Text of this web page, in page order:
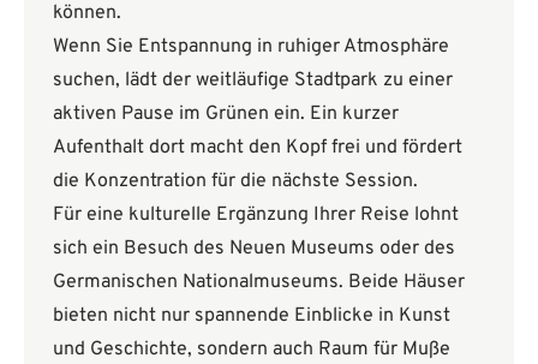
können.
Wenn Sie Entspannung in ruhiger Atmosphäre
suchen, lädt der weitläufige Stadtpark zu einer
aktiven Pause im Grünen ein. Ein kurzer
Aufenthalt dort macht den Kopf frei und fördert
die Konzentration für die nächste Session.
Für eine kulturelle Ergänzung Ihrer Reise lohnt
sich ein Besuch des Neuen Museums oder des
Germanischen Nationalmuseums. Beide Häuser
bieten nicht nur spannende Einblicke in Kunst
und Geschichte, sondern auch Raum für Muße